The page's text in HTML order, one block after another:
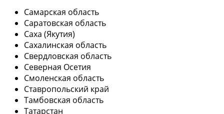
Самарская область
Саратовская область
Саха (Якутия)
Сахалинская область
Свердловская область
Северная Осетия
Смоленская область
Ставропольский край
Тамбовская область
Татарстан